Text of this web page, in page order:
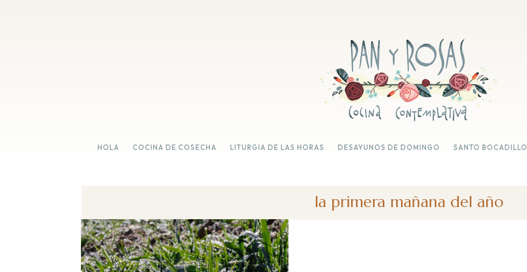
HOLA COCINA DE COSECHA LITURGIA DE LAS HORAS DESAYUNOS DE DOMINGO SANTO BOCADILLO
la primera mañana del año